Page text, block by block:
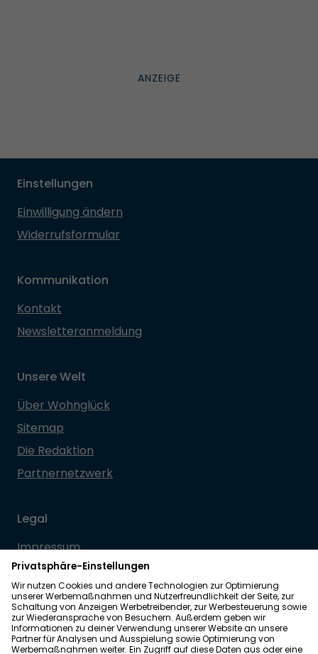
Einstellungen
Einwilligung ändern
Widerrufsformular
Kommunikation
Kontakt
Newsletteranmeldung
Unsere Welt
Über Wohnglück
Sitemap
Die Redaktion
Partnernetzwerk
Legal
Impressum
Datenschutz
Allgemeine Geschäftsbedingungen
Barrierefreiheit